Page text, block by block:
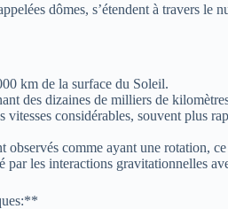
dômes, s’étendent à travers le
km de la surface du Soleil.
des dizaines de milliers de
considérables, souvent plus
comme ayant une rotation,
les interactions gravitationnelles